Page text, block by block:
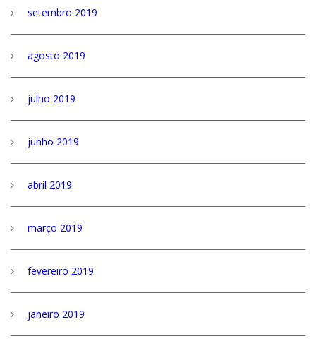
setembro 2019
agosto 2019
julho 2019
junho 2019
abril 2019
março 2019
fevereiro 2019
janeiro 2019